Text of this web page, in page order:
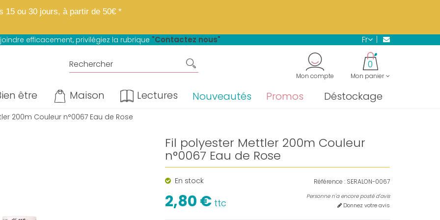
fait peau neuve. Mêmes matières, mêmes prix, mêmes avantages.
15 ou 30 jours, à partir de 50€ *
paiement en 4 fois sans frais*
efficacement, privilégiez la rubrique "Contactez nous" fr
Mon panier
0
Mon compte
être Maison Lectures Nouveautés Promos Déstockage
200m Couleur n°0067 Eau de Rose
Fil polyester Mettler 200m Couleur
n°0067 Eau de Rose
Référence : SERALON-0067
En stock
Personne n'a encore posté d'avis
Donnez votre avis
2,80 € ttc